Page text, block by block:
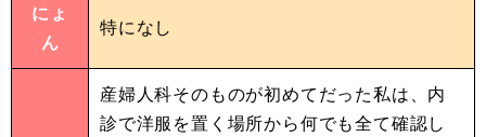
にょ
ん
特になし
産婦人科そのものが初めてだった私は、内
診で洋服を置く場所から何でも全て確認し